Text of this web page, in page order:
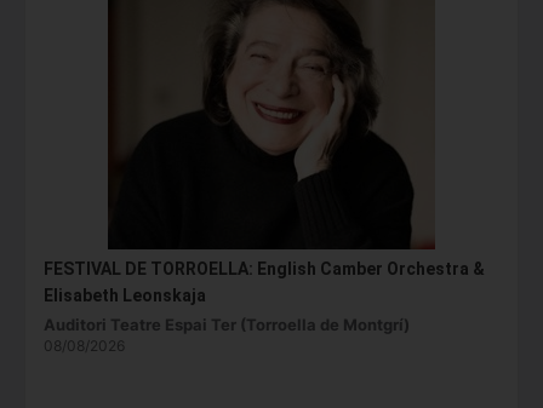
FESTIVAL DE TORROELLA: English Camber Orchestra &
Elisabeth Leonskaja
Auditori Teatre Espai Ter (Torroella de Montgrí)
08/08/2026